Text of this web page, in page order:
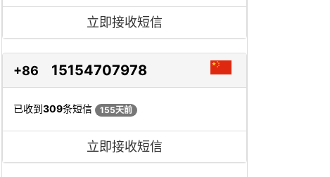
立即接收短信
+86 15154707978
已收到309条短信 155天前
立即接收短信